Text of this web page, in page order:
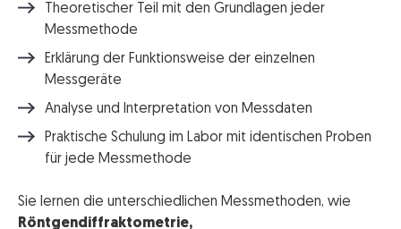
Theoretischer Teil mit den Grundlagen jeder
Messmethode
Erklärung der Funktionsweise der einzelnen
Messgeräte
Analyse und Interpretation von Messdaten
Praktische Schulung im Labor mit identischen Proben
für jede Messmethode
Sie lernen die unterschiedlichen Messmethoden, wie
Röntgendiffraktometrie,